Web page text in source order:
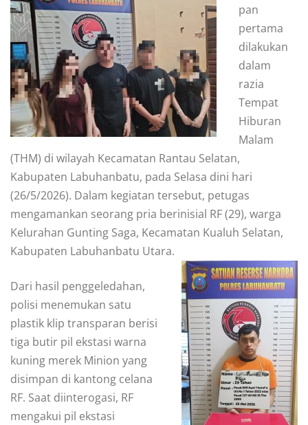
pan
pertama
dilakukan
dalam
razia
Tempat
Hiburan
Malam
(THM) di wilayah Kecamatan Rantau Selatan,
Kabupaten Labuhanbatu, pada Selasa dini hari
(26/5/2026). Dalam kegiatan tersebut, petugas
mengamankan seorang pria berinisial RF (29), warga
Kelurahan Gunting Saga, Kecamatan Kualuh Selatan,
Kabupaten Labuhanbatu Utara.
Dari hasil penggeledahan,
polisi menemukan satu
plastik klip transparan berisi
tiga butir pil ekstasi warna
kuning merek Minion yang
disimpan di kantong celana
RF. Saat diinterogasi, RF
mengakui pil ekstasi